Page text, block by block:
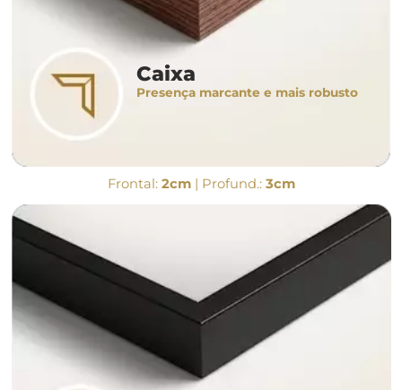
Caixa
Presença marcante e mais robusto
Frontal: 2cm| Profund.: 3cm